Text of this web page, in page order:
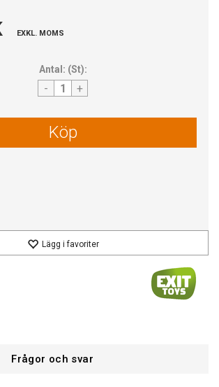
EXKL. MOMS
Antal: (St):
- +
Köp
Lägg i favoriter
Frågor och svar